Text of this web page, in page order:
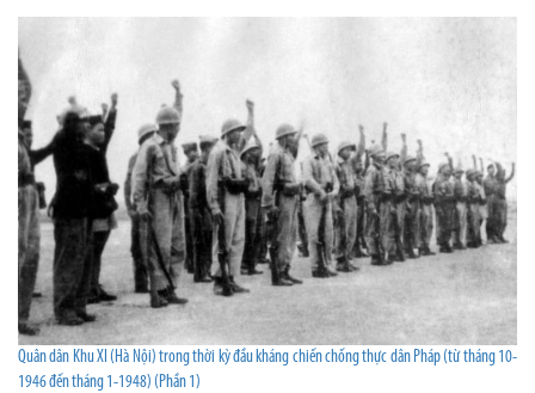
Quân dân Khu XI (Hà Nội) trong thời kỳ đầu kháng chiến chống thực dân Pháp (từ tháng 10-
1946 đến tháng 1-1948) (Phần 1)